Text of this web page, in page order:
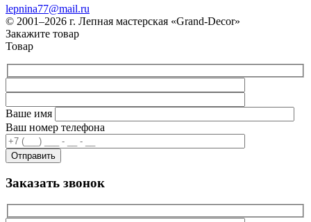
lepnina77@mail.ru
© 2001–2026 г. Лепная мастерская «Grand-Decor»
Закажите товар
Товар
Ваше имя
Ваш номер телефона
Заказать звонок